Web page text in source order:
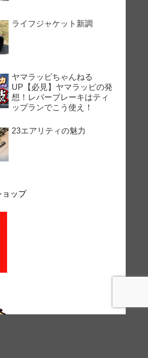
ライフジャケット新調
ヤマラッピちゃんねる
UP【必見】ヤマラッピの発
想！レバーブレーキはティ
ップランでこう使え！
23エアリティの魅力
ョップ